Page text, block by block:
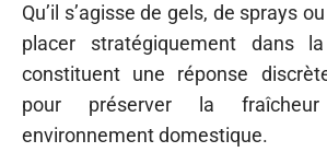
Qu’il s’agisse de gels, de sprays
placer stratégiquement dans
constituent une réponse
pour préserver la
environnement domestique.